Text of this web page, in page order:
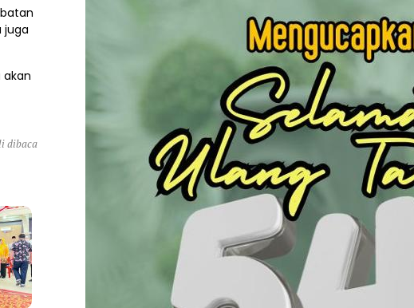
juga
akan
dibaca